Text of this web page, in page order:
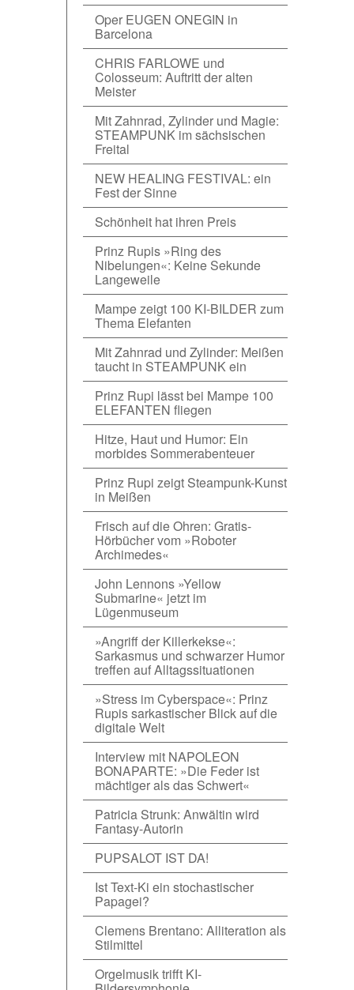
Oper EUGEN ONEGIN in
Barcelona
CHRIS FARLOWE und
Colosseum: Auftritt der alten
Meister
Mit Zahnrad, Zylinder und Magie:
STEAMPUNK im sächsischen
Freital
NEW HEALING FESTIVAL: ein
Fest der Sinne
Schönheit hat ihren Preis
Prinz Rupis »Ring des
Nibelungen«: Keine Sekunde
Langeweile
Mampe zeigt 100 KI-BILDER zum
Thema Elefanten
Mit Zahnrad und Zylinder: Meißen
taucht in STEAMPUNK ein
Prinz Rupi lässt bei Mampe 100
ELEFANTEN fliegen
Hitze, Haut und Humor: Ein
morbides Sommerabenteuer
Prinz Rupi zeigt Steampunk-Kunst
in Meißen
Frisch auf die Ohren: Gratis-
Hörbücher vom »Roboter
Archimedes«
John Lennons »Yellow
Submarine« jetzt im
Lügenmuseum
»Angriff der Killerkekse«:
Sarkasmus und schwarzer Humor
treffen auf Alltagssituationen
»Stress im Cyberspace«: Prinz
Rupis sarkastischer Blick auf die
digitale Welt
Interview mit NAPOLEON
BONAPARTE: »Die Feder ist
mächtiger als das Schwert«
Patricia Strunk: Anwältin wird
Fantasy-Autorin
PUPSALOT IST DA!
Ist Text-Ki ein stochastischer
Papagei?
Clemens Brentano: Alliteration als
Stilmittel
Orgelmusik trifft KI-